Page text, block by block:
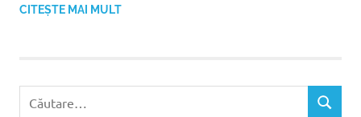
CITEȘTE MAI MULT
C